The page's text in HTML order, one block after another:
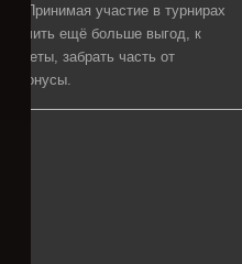
Принимая участие в турнирах
ещё больше выгод, к
забрать часть от
бонусы.